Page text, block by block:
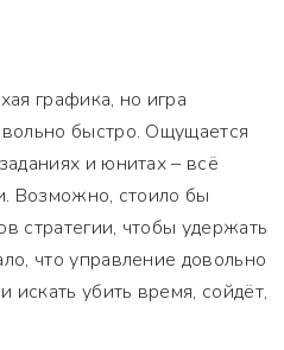
графика, но игра
быстро. Ощущается
и юнитах – всё
Возможно, стоило бы
стратегии, чтобы удержать
что управление довольно
искать убить время, сойдёт,